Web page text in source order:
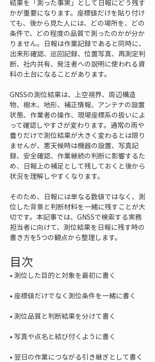
結果を「測った事実」として日報にどう残す
かが重要になります。座標値だけを貼り付け
ても、後から見た人には、どの場所を、どの
条件で、どの程度の品質で測ったのかが分か
りません。日報は作業記録であると同時に、
出来形確認、巡回記録、位置写真、再測定判
断、社内共有、発注者への説明に使われる資
料の土台になることがあります。
GNSSの測位結果は、上空視界、周辺構造
物、樹木、地形、補正情報、アンテナの設置
状態、作業者の操作、現場座標系の扱いによ
って確認しやすさが変わります。通常の雨や
曇りだけで測位結果が大きく変わるとは限り
ませんが、悪天候時は機器の設置、写真記
録、安全確認、作業継続の判断に影響するた
め、日報上の補足として残しておくと後から
状況を理解しやすくなります。
そのため、日報には単なる数値ではなく、測
位した背景と判断材料を一緒に残すことが大
切です。本記事では、GNSSで検索する実務
担当者に向けて、測位結果を日報に残す時の
書き方を5つの観点から整理します。
目次
•
•
•
•
•